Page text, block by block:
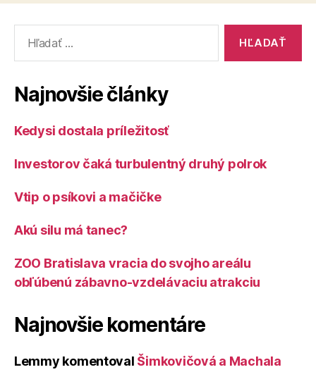
Najnovšie články
Kedysi dostala príležitosť
Investorov čaká turbulentný druhý polrok
Vtip o psíkovi a mačičke
Akú silu má tanec?
ZOO Bratislava vracia do svojho areálu
obľúbenú zábavno-vzdelávaciu atrakciu
Najnovšie komentáre
Lemmy komentoval Šimkovičová a Machala